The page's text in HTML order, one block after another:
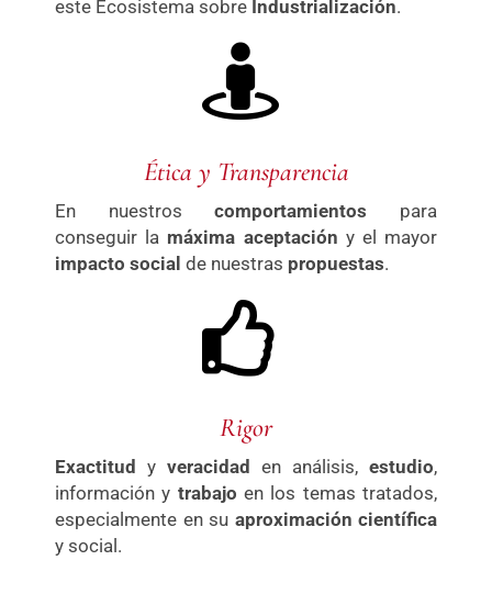
este Ecosistema sobre Industrialización.
Ética y Transparencia
En nuestroscomportamientos para
conseguir la máxima aceptación y el mayor
impacto social de nuestras propuestas.
Rigor
Exactitud y veracidad en análisis, estudio,
información y trabajo en los temas tratados,
especialmente en su aproximación científica
y social.